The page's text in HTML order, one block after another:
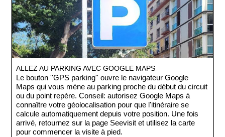
ALLEZ AU PARKING AVEC GOOGLE MAPS
Le bouton ''GPS parking'' ouvre le navigateur Google
Maps qui vous mène au parking proche du début du circuit
ou du point repère. Conseil: autorisez Google Maps à
connaître votre géolocalisation pour que l'itinéraire se
calcule automatiquement depuis votre position. Une fois
arrivé, retournez sur la page Seevisit et utilisez la carte
pour commencer la visite à pied.